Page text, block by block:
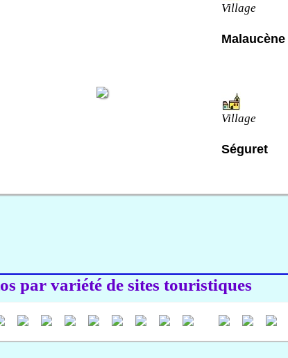
Village
Malaucène
Village
Séguret
par variété de sites touristiques